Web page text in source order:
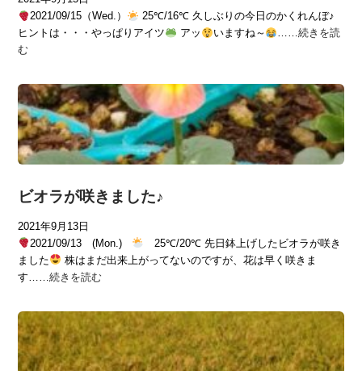
2021/09/15（Wed.）
25℃/16℃ 久しぶりの今日のかくれんぼ♪
ヒントは・・・やっぱりアイツ
アッ いますね～ ……続きを読
む
ビオラが咲きました♪
2021年9月13日
2021/09/13 (Mon.)
25℃/20℃ 先日鉢上げしたビオラが咲き
ました
株はまだ出来上がってないのですが、花は早く咲きま
す……続きを読む